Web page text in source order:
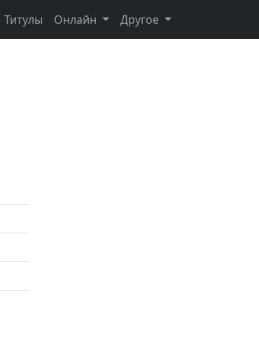
Титулы Онлайн Другое